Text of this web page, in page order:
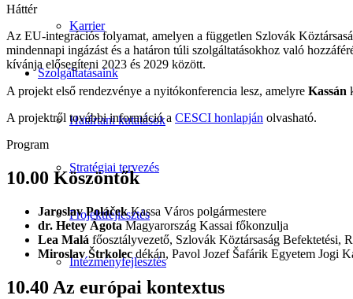
Karrier
Szolgáltatásaink
Határtani kutatások
Stratégiai tervezés
Projektfejlesztés
Intézményfejlesztés
Háttér
Az EU-integrációs folyamat, amelyen a független Szlovák
mindennapi ingázást és a határon túli szolgáltatásokhoz való
kívánja elősegíteni 2023 és 2029 között.
A projekt első rendezvénye a nyitókonferencia lesz, amelyre Kassán
A projektről további információ a CESCI honlapján olvasható.
Program
10.00 Köszöntők
Jaroslav PoláčekKassa Város polgármestere
dr. Hetey Ágota Magyarország Kassai főkonzulja
Lea Malá főosztályvezető, Szlovák Köztársaság Befektetési,
Miroslav Štrkolec dékán, Pavol Jozef Šafárik Egyetem Jogi
10.40 Az európai kontextus